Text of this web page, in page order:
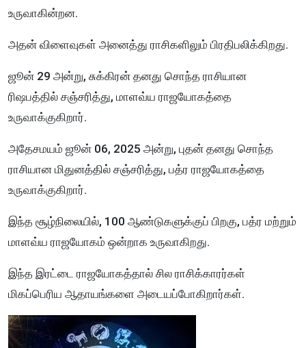
உருவாகின்றன.
அதன் விளைவுகள் அனைத்து ராசிகளிலும் பிரதிபலிக்கிறது.
ஜூன் 29 அன்று, சுக்கிரன் தனது சொந்த ராசியான
ரிஷபத்தில் சஞ்சரித்து, மாளவ்ய ராஜயோகத்தை
உருவாக்குகிறார்.
அதேசமயம் ஜூன் 06, 2025 அன்று, புதன் தனது சொந்த
ராசியான மிதுனத்தில் சஞ்சரித்து, பத்ர ராஜயோகத்தை
உருவாக்குகிறார்.
இந்த சூழ்நிலையில், 100 ஆண்டுகளுக்குப் பிறகு, பத்ர மற்றும்
மாளவ்ய ராஜயோகம் ஒன்றாக உருவாகிறது.
இந்த இரட்டை ராஜயோகத்தால் சில ராசிக்காரர்கள்
மிகப்பெரிய ஆதாயங்களை அடையப்போகிறார்கள்.